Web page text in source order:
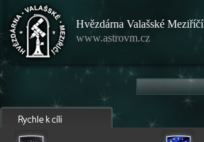
Hvězdárna Valašské Meziříčí
www.astrovm.cz